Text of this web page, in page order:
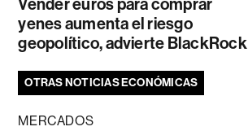
yenes aumenta el riesgo
geopolítico, advierte BlackRock
OTRAS NOTICIAS ECONÓMICAS
MERCADOS